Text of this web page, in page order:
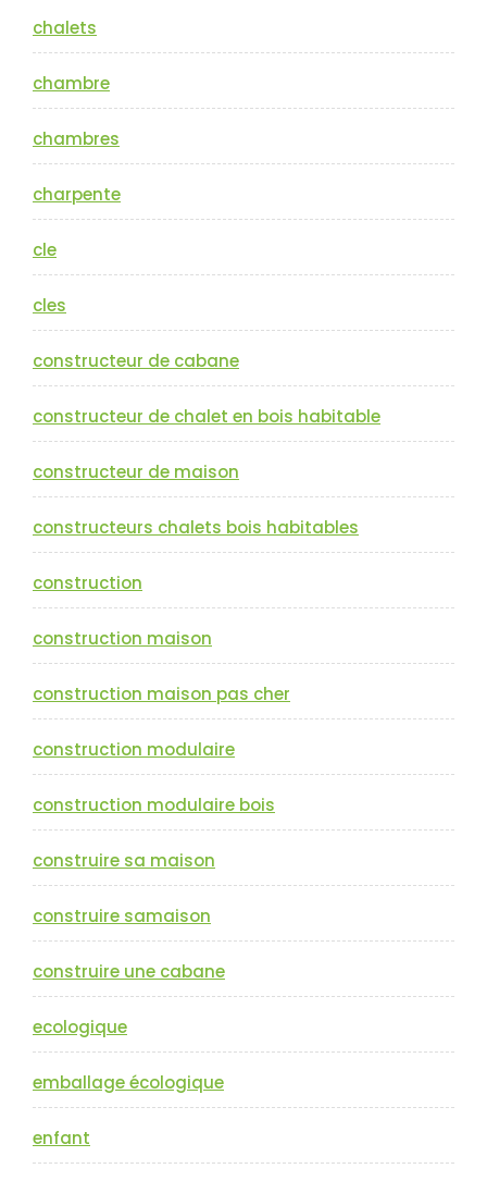
chalets
chambre
chambres
charpente
cle
cles
constructeur de cabane
constructeur de chalet en bois habitable
constructeur de maison
constructeurs chalets bois habitables
construction
construction maison
construction maison pas cher
construction modulaire
construction modulaire bois
construire sa maison
construire samaison
construire une cabane
ecologique
emballage écologique
enfant